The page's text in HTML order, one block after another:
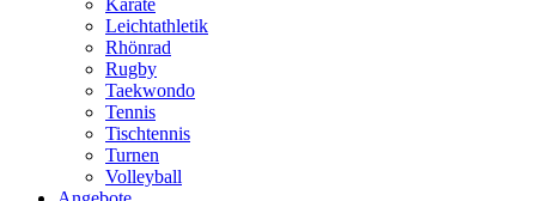
Karate
Leichtathletik
Rhönrad
Rugby
Taekwondo
Tennis
Tischtennis
Turnen
Volleyball